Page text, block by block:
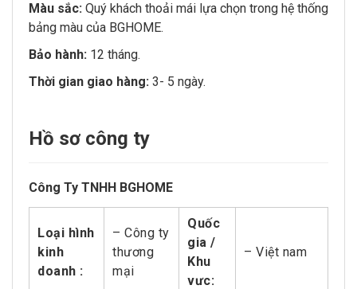
Màu sắc: Quý khách thoải mái lựa chọn trong hệ thống
bảng màu của BGHOME.
Bảo hành: 12 tháng.
Thời gian giao hàng: 3- 5 ngày.
Hồ sơ công ty
Công Ty TNHH BGHOME
Loại hình
kinh
doanh :
– Công ty
thương
mại
Quốc
gia /
Khu
vưc:
– Việt nam